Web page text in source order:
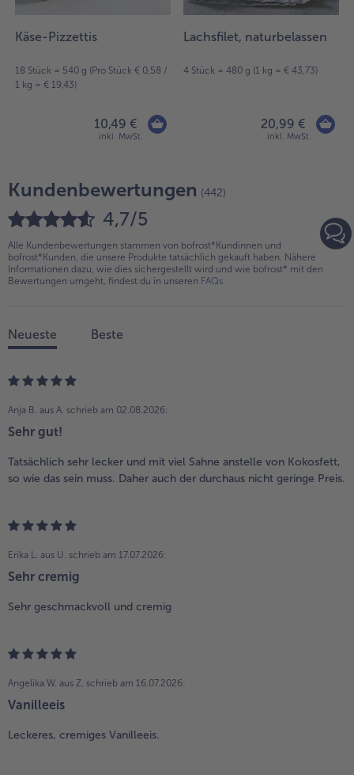
Käse-Pizzettis
18 Stück = 540 g (Pro Stück € 0,58 /
1 kg = € 19,43)
10,49 €
inkl. MwSt.
Lachsfilet, naturbelassen
4 Stück = 480 g (1 kg = € 43,73)
20,99 €
inkl. MwSt.
Kundenbewertungen (442)
4,7/5
Alle Kundenbewertungen stammen von bofrost*Kundinnen und
bofrost*Kunden, die unsere Produkte tatsächlich gekauft haben. Nähere
Informationen dazu, wie dies sichergestellt wird und wie bofrost* mit den
Bewertungen umgeht, findest du in unseren FAQs
Neueste Beste
Anja B. aus A. schrieb am 02.08.2026:
Sehr gut!
Tatsächlich sehr lecker und mit viel Sahne anstelle von Kokosfett,
so wie das sein muss. Daher auch der durchaus nicht geringe Preis.
Erika L. aus U. schrieb am 17.07.2026:
Sehr cremig
Sehr geschmackvoll und cremig
Angelika W. aus Z. schrieb am 16.07.2026:
Vanilleeis
Leckeres, cremiges Vanilleeis.